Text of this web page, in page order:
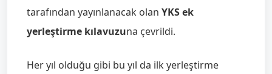
tarafından yayınlanacak olan YKS ek
yerleştirme kılavuzuna çevrildi.
Her yıl olduğu gibi bu yıl da ilk yerleştirme